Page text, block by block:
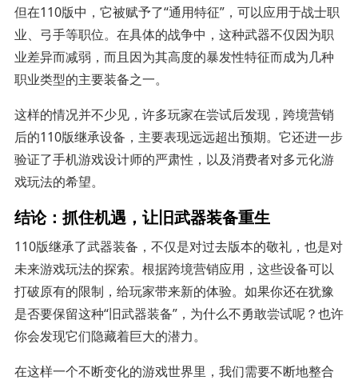
但在110版中，它被赋予了“通用特征”，可以应用于战士职
业、弓手等职位。在具体的战争中，这种武器不仅因为职
业差异而减弱，而且因为其高度的暴发性特征而成为几种
职业类型的主要装备之一。
这样的情况并不少见，许多玩家在尝试后发现，跨境营销
后的110版继承设备，主要表现远远超出预期。它还进一步
验证了手机游戏设计师的严肃性，以及消费者对多元化游
戏玩法的希望。
结论：抓住机遇，让旧武器装备重生
110版继承了武器装备，不仅是对过去版本的敬礼，也是对
未来游戏玩法的探索。根据跨境营销应用，这些设备可以
打破原有的限制，给玩家带来新的体验。如果你还在犹豫
是否要保留这种“旧武器装备”，为什么不勇敢尝试呢？也许
你会发现它们隐藏着巨大的潜力。
在这样一个不断变化的游戏世界里，我们需要不断地整合